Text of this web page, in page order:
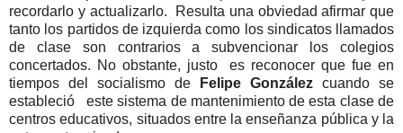
recordarlo y actualizarlo. Resulta una obviedad afirmar que
tanto los partidos de izquierda como los sindicatos llamados
de clase son contrarios a subvencionar los colegios
concertados. No obstante, justo es reconocer que fue en
tiempos del socialismo de
Felipe González cuando se
estableció este sistema de mantenimiento de esta clase de
centros educativos, situados entre la enseñanza pública y la